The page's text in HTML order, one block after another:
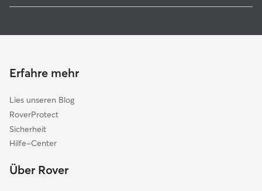
Neuried
Oberkirch
Kappelrodeck
Achern
Friesenheim
Rheinmünster-Lichtenau
Hundekindergarten in Willstätt
Erfahre mehr
Lies unseren Blog
RoverProtect
Sicherheit
Hilfe-Center
Über Rover